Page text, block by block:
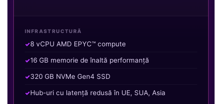
INFRASTRUCTURĂ
8 vCPU AMD EPYC™ compute
16 GB memorie de înaltă performanță
320 GB NVMe Gen4 SSD
Hub-uri cu latență redusă în UE, SUA, Asia